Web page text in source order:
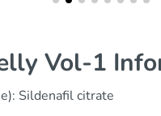
Vol-1
Sildenafil citrate